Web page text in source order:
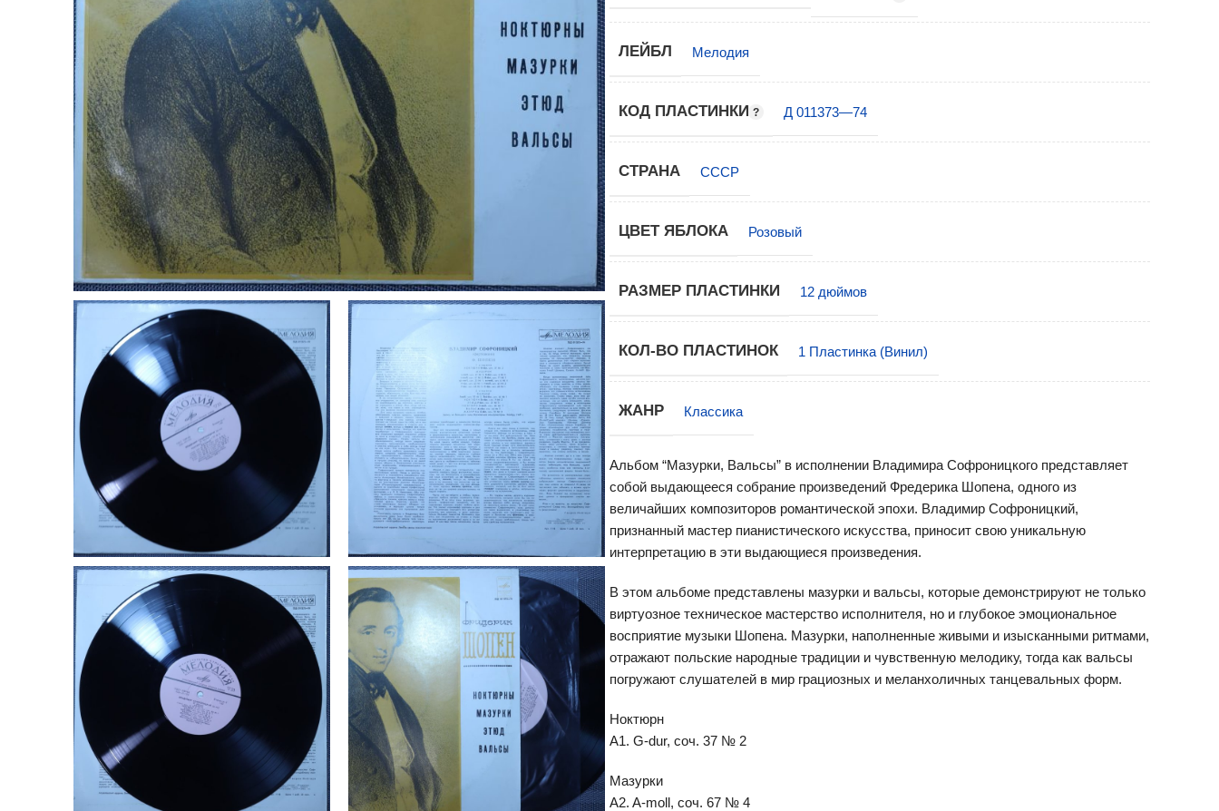
ЛЕЙБЛ Мелодия
КОД ПЛАСТИНКИ Д 011373—74
СТРАНА СССР
ЦВЕТ ЯБЛОКА Розовый
РАЗМЕР ПЛАСТИНКИ 12 дюймов
КОЛ-ВО ПЛАСТИНОК 1 Пластинка (Винил)
ЖАНР Классика
Альбом “Мазурки, Вальсы” в исполнении Владимира Софроницкого представляет
собой выдающееся собрание произведений Фредерика Шопена, одного из
величайших композиторов романтической эпохи. Владимир Софроницкий,
признанный мастер пианистического искусства, приносит свою уникальную
интерпретацию в эти выдающиеся произведения.
В этом альбоме представлены мазурки и вальсы, которые демонстрируют не только
виртуозное техническое мастерство исполнителя, но и глубокое эмоциональное
восприятие музыки Шопена. Мазурки, наполненные живыми и изысканными ритмами,
отражают польские народные традиции и чувственную мелодику, тогда как вальсы
погружают слушателей в мир грациозных и меланхоличных танцевальных форм.
Ноктюрн
A1. G-dur, соч. 37 № 2
Мазурки
A2. A-moll, соч. 67 № 4